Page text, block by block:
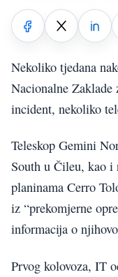
Nekoliko tjedana
Nacionalne
incident, nekoliko
Teleskop Gemini
South u Čileu, kao i
planinama Cerro
iz “prekomjerne
informacija o
Prvog kolovoza, IT